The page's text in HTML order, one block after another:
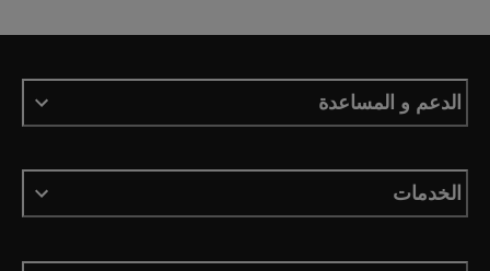
الدعم و المساعدة
الخدمات